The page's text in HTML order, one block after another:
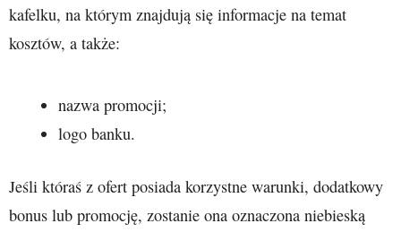
kafelku, na którym znajdują się informacje na temat
kosztów, a także:
nazwa promocji;
logo banku.
Jeśli któraś z ofert posiada korzystne warunki, dodatkowy
bonus lub promocję, zostanie ona oznaczona niebieską